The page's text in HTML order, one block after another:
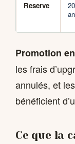
Reserve
20
Promotion
les frais
annulés, et
bénéficient
Ce que la